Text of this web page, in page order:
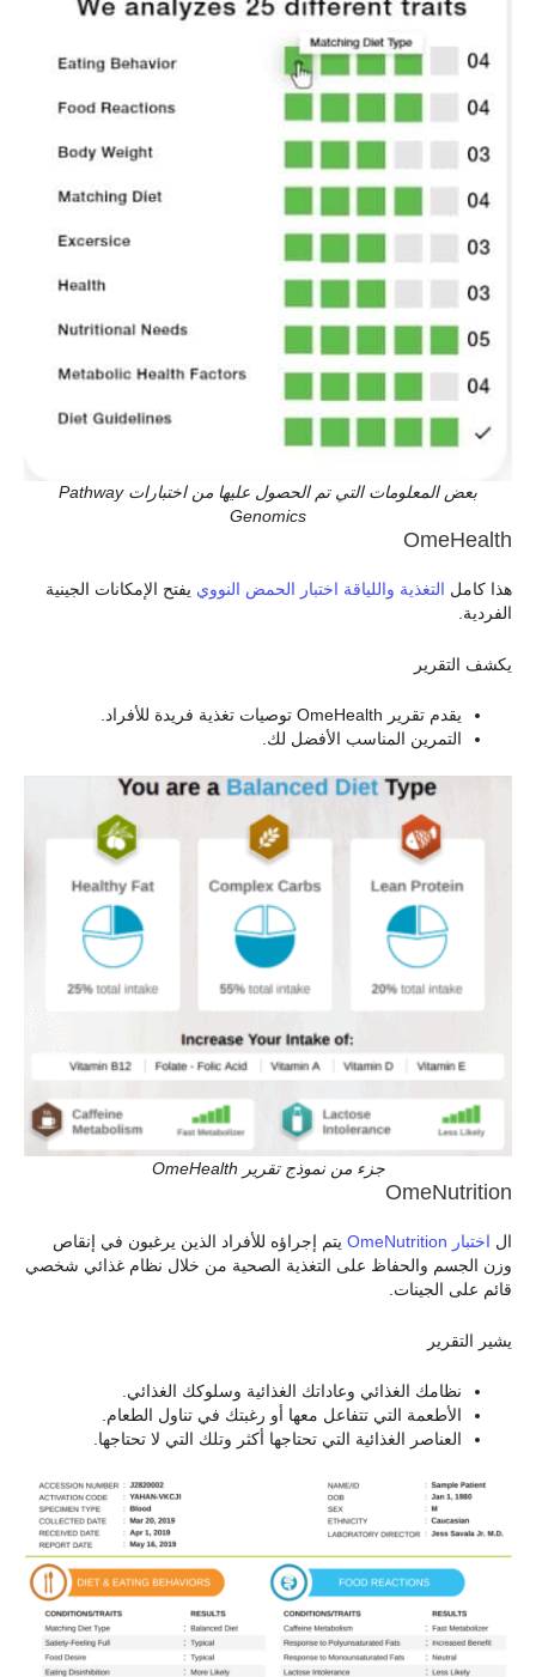
بعض المعلومات التي تم الحصول عليها من اختبارات Pathway
Genomics
OmeHealth
هذا كامل التغذية واللياقة اختبار الحمض النووي يفتح الإمكانات الجينية
الفردية.
يكشف التقرير
يقدم تقرير OmeHealth توصيات تغذية فريدة للأفراد.
التمرين المناسب الأفضل لك.
جزء من نموذج تقرير OmeHealth
OmeNutrition
ال اختبار OmeNutrition
يتم إجراؤه للأفراد الذين يرغبون في إنقاص
وزن الجسم والحفاظ على التغذية الصحية من خلال نظام غذائي شخصي
قائم على الجينات.
يشير التقرير
نظامك الغذائي وعاداتك الغذائية وسلوكك الغذائي.
الأطعمة التي تتفاعل معها أو رغبتك في تناول الطعام.
العناصر الغذائية التي تحتاجها أكثر وتلك التي لا تحتاجها.